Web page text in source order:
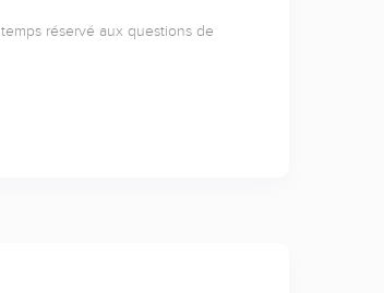
réservé aux questions de